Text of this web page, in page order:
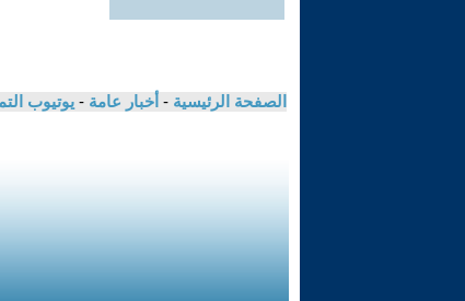
الصفحة الرئيسية - أخبار عامة - يوتيوب